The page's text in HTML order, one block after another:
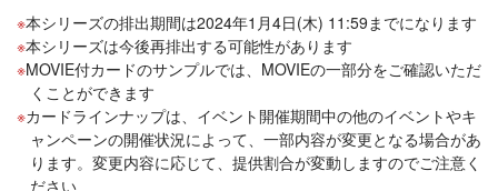
本シリーズの排出期間は2024年1月4日(木) 11:59までになります
本シリーズは今後再排出する可能性があります
MOVIE付カードのサンプルでは、MOVIEの一部分をご確認いただ
くことができます
カードラインナップは、イベント開催期間中の他のイベントやキ
ャンペーンの開催状況によって、一部内容が変更となる場合があ
ります。変更内容に応じて、提供割合が変動しますのでご注意く
ださい